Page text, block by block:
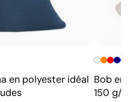
en polyester idéal Bob en
150 g/m²